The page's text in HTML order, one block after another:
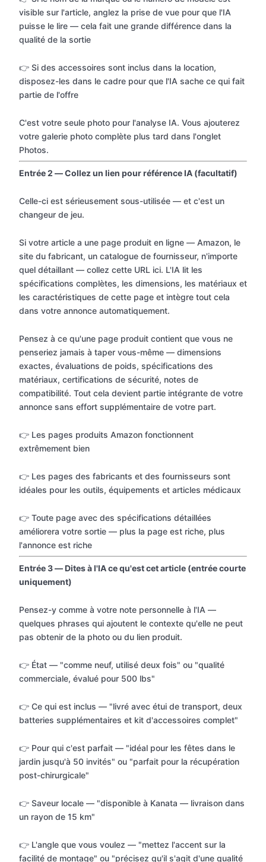
visible sur l'article, anglez la prise de vue pour que l'IA
puisse le lire — cela fait une grande différence dans la
qualité de la sortie
👉 Si des accessoires sont inclus dans la location,
disposez-les dans le cadre pour que l'IA sache ce qui fait
partie de l'offre
C'est votre seule photo pour l'analyse IA. Vous ajouterez
votre galerie photo complète plus tard dans l'onglet
Photos.
Entrée 2 — Collez un lien pour référence IA (facultatif)
Celle-ci est sérieusement sous-utilisée — et c'est un
changeur de jeu.
Si votre article a une page produit en ligne — Amazon, le
site du fabricant, un catalogue de fournisseur, n'importe
quel détaillant — collez cette URL ici. L'IA lit les
spécifications complètes, les dimensions, les matériaux et
les caractéristiques de cette page et intègre tout cela
dans votre annonce automatiquement.
Pensez à ce qu'une page produit contient que vous ne
penseriez jamais à taper vous-même — dimensions
exactes, évaluations de poids, spécifications des
matériaux, certifications de sécurité, notes de
compatibilité. Tout cela devient partie intégrante de votre
annonce sans effort supplémentaire de votre part.
👉 Les pages produits Amazon fonctionnent
extrêmement bien
👉 Les pages des fabricants et des fournisseurs sont
idéales pour les outils, équipements et articles médicaux
👉 Toute page avec des spécifications détaillées
améliorera votre sortie — plus la page est riche, plus
l'annonce est riche
Entrée 3 — Dites à l'IA ce qu'est cet article (entrée courte
uniquement)
Pensez-y comme à votre note personnelle à l'IA —
quelques phrases qui ajoutent le contexte qu'elle ne peut
pas obtenir de la photo ou du lien produit.
👉 État — "comme neuf, utilisé deux fois" ou "qualité
commerciale, évalué pour 500 lbs"
👉 Ce qui est inclus — "livré avec étui de transport, deux
batteries supplémentaires et kit d'accessoires complet"
👉 Pour qui c'est parfait — "idéal pour les fêtes dans le
jardin jusqu'à 50 invités" ou "parfait pour la récupération
post-chirurgicale"
👉 Saveur locale — "disponible à Kanata — livraison dans
un rayon de 15 km"
👉 L'angle que vous voulez — "mettez l'accent sur la
facilité de montage" ou "précisez qu'il s'agit d'une qualité